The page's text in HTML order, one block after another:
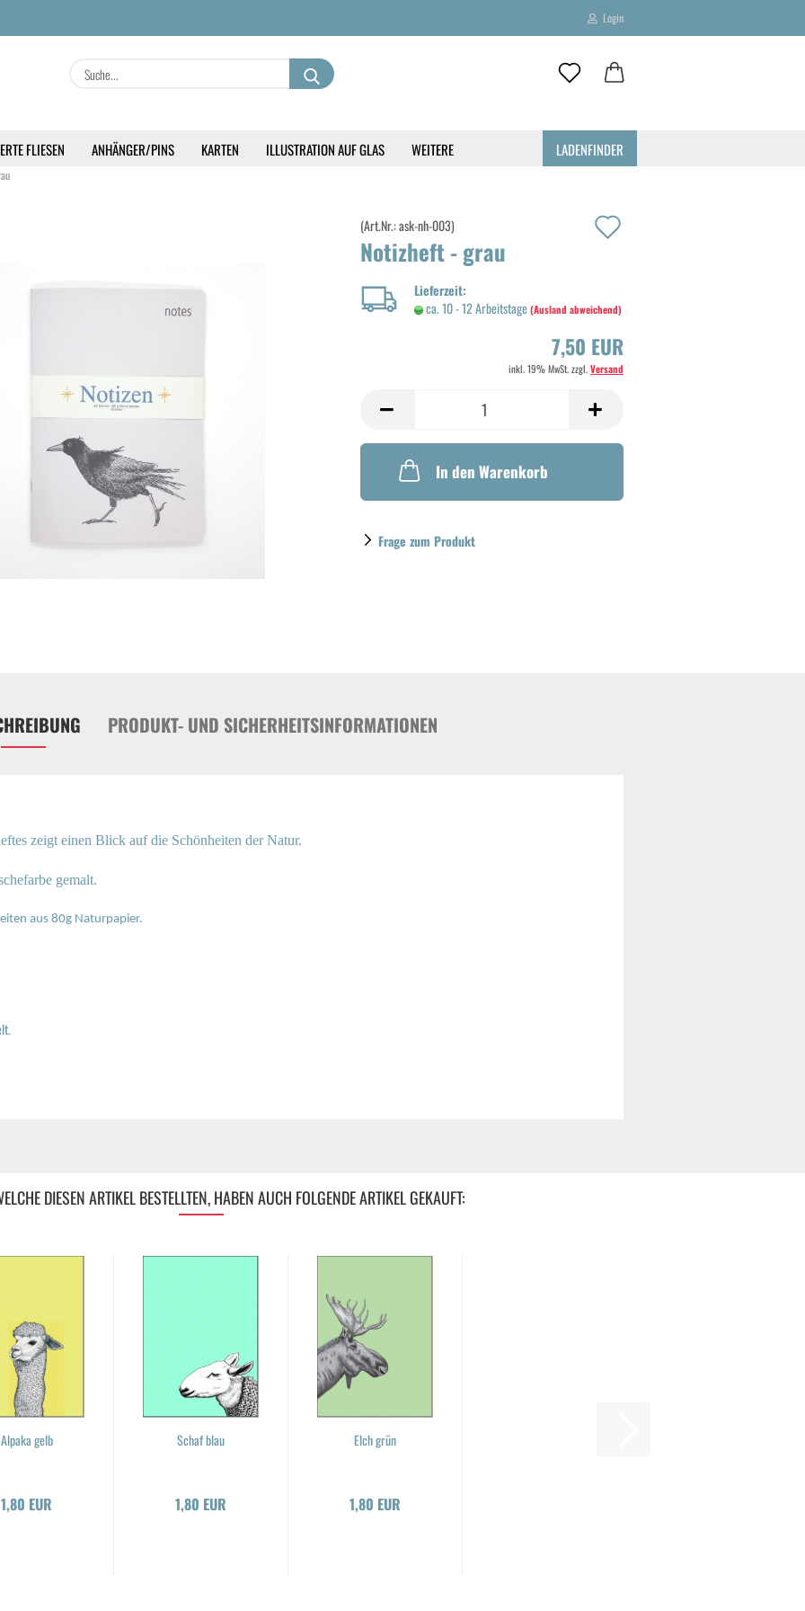
Login
Passwort vergessen?
Suche...
FLIESEN ANHÄNGER/PINS KARTEN ILLUSTRATION AUF GLAS LADENFINDER
WEITERE
(Art.Nr.:ask-nh-003)
No­tiz­heft - grau
Lieferzeit:
ca. 10 - 12 Arbeitstage(Ausland abweichend)
7,50 EUR
inkl. 19% MwSt. zzgl.Versand
In den Warenkorb
Frage zum Produkt
PRODUKT- UND SICHERHEITSINFORMATIONEN
zeigt einen Blick auf die Schönheiten der Natur.
gemalt.
aus 80g Naturpapier.
DIESEN ARTIKEL BESTELLTEN, HABEN AUCH FOLGENDE ARTIKEL GEKAUFT:
Al­pa­ka gelb
1,80 EUR
Schaf blau
1,80 EUR
Elch grün
1,80 EUR